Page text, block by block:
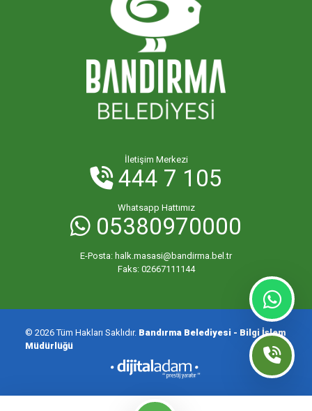
İletişim Merkezi
444 7 105
Whatsapp Hattımız
05380970000
E-Posta: halk.masasi@bandirma.bel.tr
Faks: 02667111144
© 2026 Tüm Hakları Saklıdır. Bandırma Belediyesi - Bilgi İşlem
Müdürlüğü